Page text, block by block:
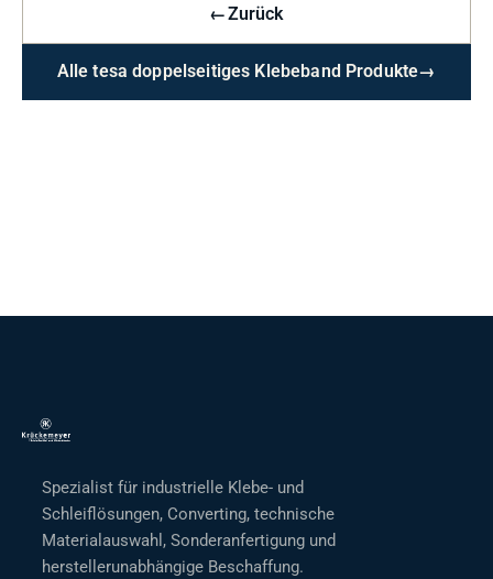
←Zurück
Alle tesa doppelseitiges Klebeband Produkte→
Spezialist für industrielle Klebe- und
Schleiflösungen, Converting, technische
Materialauswahl, Sonderanfertigung und
herstellerunabhängige Beschaffung.